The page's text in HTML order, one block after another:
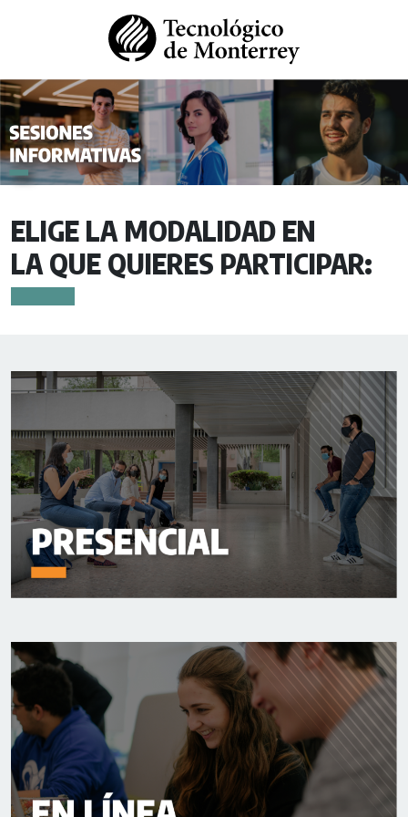
ELIGE LA MODALIDAD EN
LA QUE QUIERES PARTICIPAR: